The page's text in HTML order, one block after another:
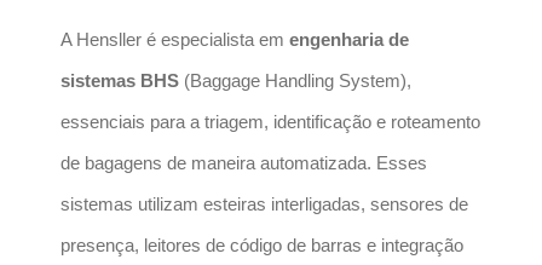
A Hensller é especialista em engenharia de
sistemas BHS (Baggage Handling System),
essenciais para a triagem, identificação e roteamento
de bagagens de maneira automatizada. Esses
sistemas utilizam esteiras interligadas, sensores de
presença, leitores de código de barras e integração